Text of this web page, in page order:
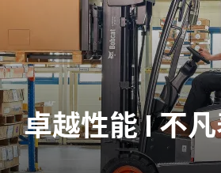
卓越性能 | 不